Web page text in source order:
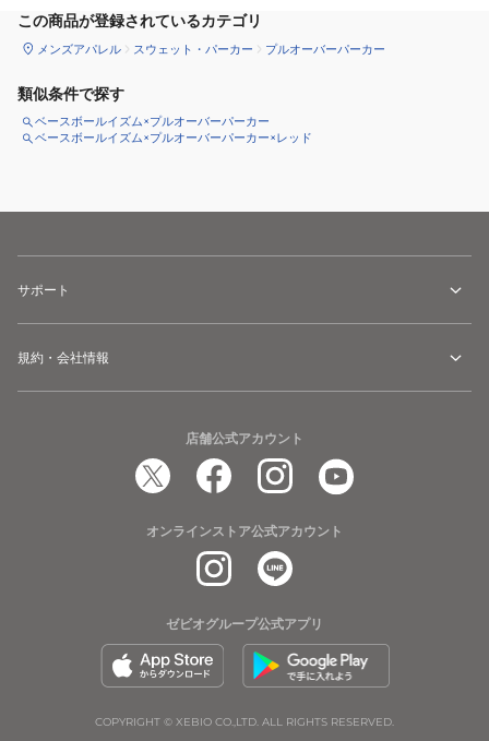
この商品が登録されているカテゴリ
メンズアパレル スウェット・パーカー プルオーバーパーカー
類似条件で探す
ベースボールイズム×プルオーバーパーカー
ベースボールイズム×プルオーバーパーカー×レッド
サポート
規約・会社情報
店舗公式アカウント
オンラインストア公式アカウント
ゼビオグループ公式アプリ
COPYRIGHT © XEBIO CO.,LTD. ALL RIGHTS RESERVED.